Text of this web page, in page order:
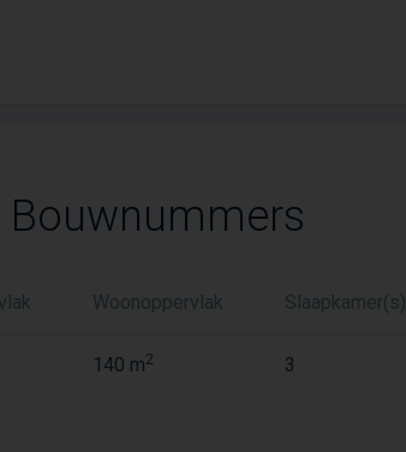
Bouwnummers
Woonoppervlak Slaapkamer(s)
140 m2 3